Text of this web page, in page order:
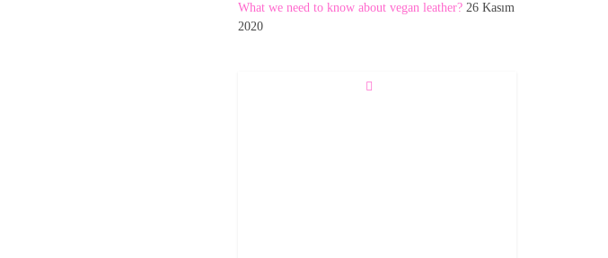
What we need to know about vegan leather? 26 Kasım
2020